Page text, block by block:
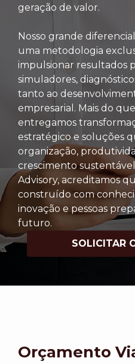
geração de valor.
Nosso grande
uma metodologia
impulsionar resultados
simuladores,
tanto ao
empresarial. Mais do
entregamos
estratégico e soluções
organização,
crescimento
Advisory, acreditamos
construído com
inovação e pessoas
futuro.
SOLICITAR
Orçamento